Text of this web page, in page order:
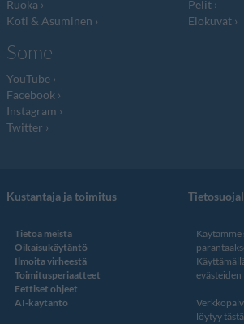
Ruoka
Koti & Asuminen
Pelit
Elokuvat
Some
YouTube
Facebook
Instagram
Twitter
Kustantaja ja toimitus
Tietoa meistä
Oikaisukäytäntö
Ilmoita virheestä
Toimitusperiaatteet
Eettiset ohjeet
AI-käytäntö
Käytämme
löytyy tästä